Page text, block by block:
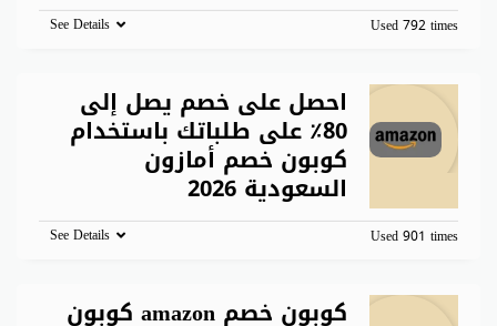
Used 792 times
See Details
احصل على خصم يصل إلى
80٪ على طلباتك باستخدام
كوبون خصم أمازون
السعودية 2026
Used 901 times
See Details
كوبون خصم amazon كوبون